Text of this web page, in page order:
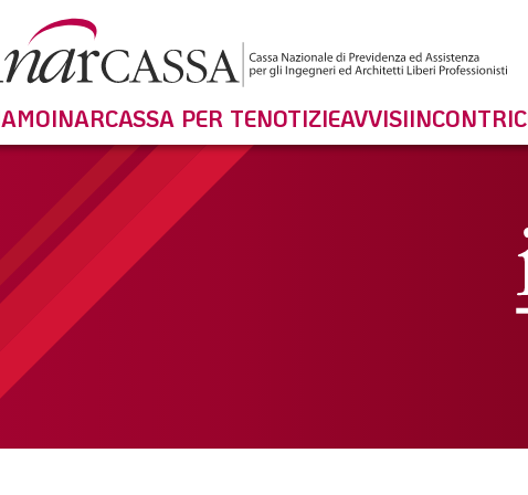
INARCASSA PER TENOTIZIEAVVISIINCONTRI